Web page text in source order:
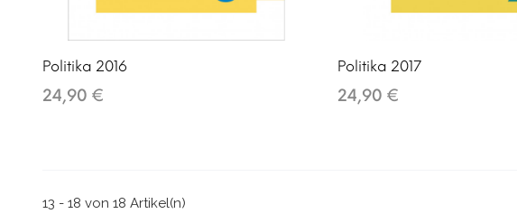
Politika 2016
24,90 €
Politika 2017
24,90 €
13 - 18 von 18 Artikel(n)